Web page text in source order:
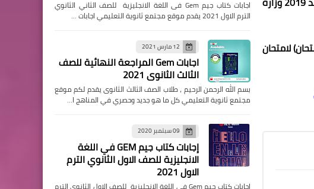
لامتحان
اجابات كتاب جيم Gem فى اللغة الانجليزية للصف الثاني الثانوي
الترم الاول 2021 يقدم موقع مجتمع ثانوية التعليمي اجابات …
12 مارس 2021
اجابات Gem المراجعة النهائية للصف
الثالث الثانوى 2021
بسم الله الرحمن الرحيم ، طلاب الصف الثالث الثانوى يقدم لكم موقع
مجتمع ثانوية التعليمي كل ما هو جديد وحصري في المناهج ا…
09 سبتمبر 2020
إجابات كتاب جيم GEM في اللغة
الانجليزية للصف الاول الثانوي الترم
الاول 2021
اجابات كتاب جيم Gem فى اللغة الانجليزية للصف الاول الثانوي الترم